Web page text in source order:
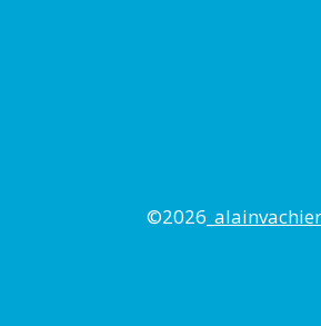
©2026_